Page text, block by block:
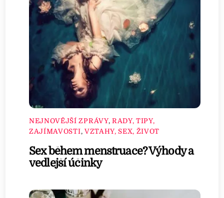
NEJNOVĚJŠÍ ZPRÁVY, RADY, TIPY,
ZAJÍMAVOSTI, VZTAHY, SEX, ŽIVOT
Sex během menstruace? Výhody a
vedlejší účinky